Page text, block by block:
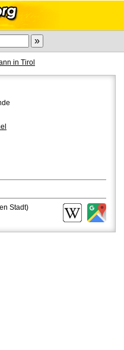
in Tirol
Stadt)